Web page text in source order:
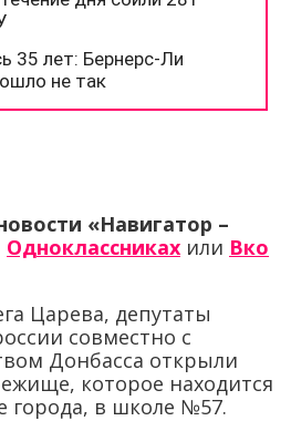
«Навигатор –
Одноклассниках или Вко
Царева, депутаты
совместно с
Донбасса открыли
которое находится
города, в школе №57.